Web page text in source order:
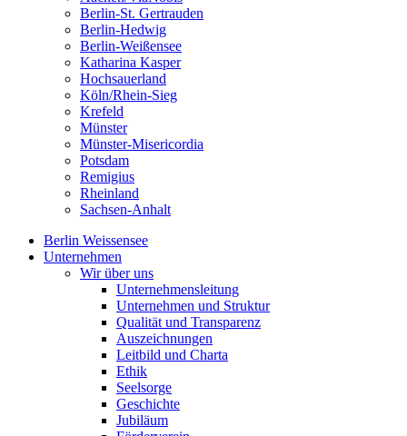
Berlin-St. Gertrauden
Berlin-Hedwig
Berlin-Weißensee
Katharina Kasper
Hochsauerland
Köln/Rhein-Sieg
Krefeld
Münster
Münster-Misericordia
Potsdam
Remigius
Rheinland
Sachsen-Anhalt
Berlin Weissensee
Unternehmen
Wir über uns
Unternehmensleitung
Unternehmen und Struktur
Qualität und Transparenz
Auszeichnungen
Leitbild und Charta
Ethik
Seelsorge
Geschichte
Jubiläum